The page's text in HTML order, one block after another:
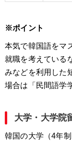
※ポイント
本気で韓国語をマ
就職を考えている
みなどを利用した
場合は「民間語学
大学・大学院
韓国の大学（4年